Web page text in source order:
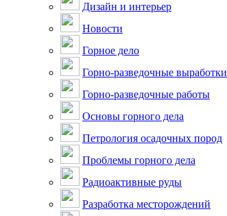
Дизайн и интерьер
Новости
Горное дело
Горно-разведочные выработки
Горно-разведочные работы
Основы горного дела
Петрология осадочных пород
Проблемы горного дела
Радиоактивные руды
Разработка месторождений